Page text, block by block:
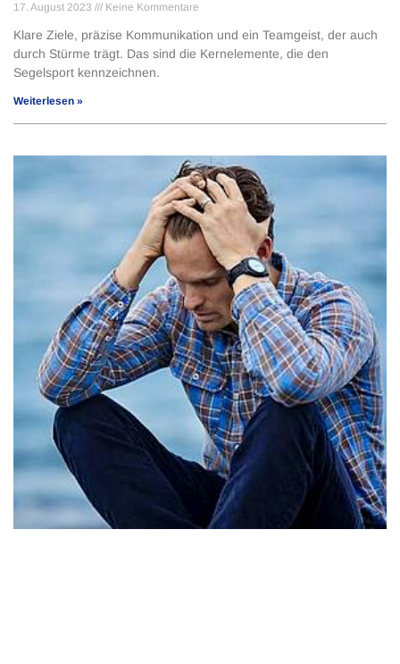
17. August 2023 Keine Kommentare
Klare Ziele, präzise Kommunikation und ein Teamgeist, der auch
durch Stürme trägt. Das sind die Kernelemente, die den
Segelsport kennzeichnen.
Weiterlesen »